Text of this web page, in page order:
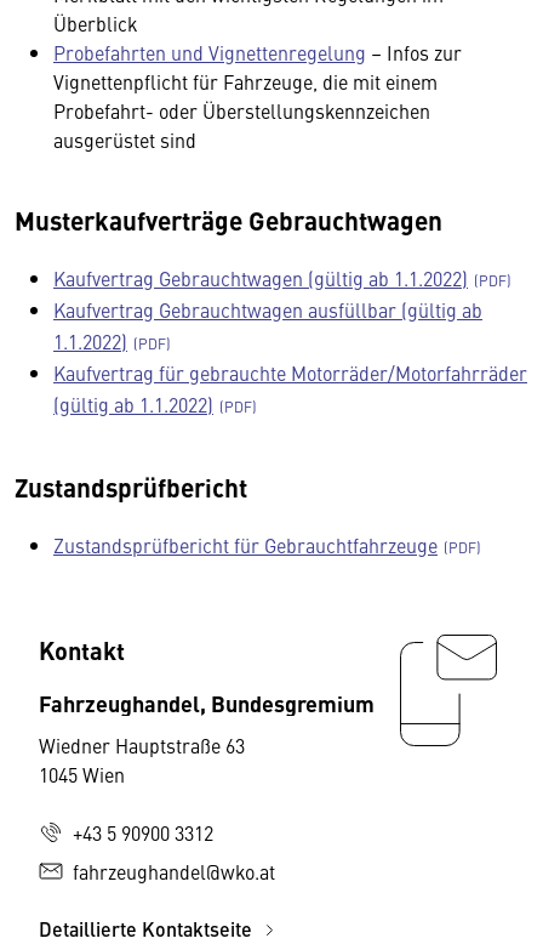
Überblick
Probefahrten und Vignettenregelung – Infos zur
Vignettenpflicht für Fahrzeuge, die mit einem
Probefahrt- oder Überstellungskennzeichen
ausgerüstet sind
Musterkaufverträge Gebrauchtwagen
Kaufvertrag Gebrauchtwagen (gültig ab 1.1.2022)
Kaufvertrag Gebrauchtwagen ausfüllbar (gültig ab
1.1.2022)
Kaufvertrag für gebrauchte Motorräder/Motorfahrräder
(gültig ab 1.1.2022)
Zustandsprüfbericht
Zustandsprüfbericht für Gebrauchtfahrzeuge
Kontakt
Fahrzeughandel, Bundesgremium
Wiedner Hauptstraße 63
1045 Wien
+43 5 90900 3312
fahrzeughandel@wko.at
Detaillierte Kontaktseite